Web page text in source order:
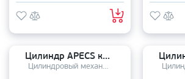
Цилиндр APECS ключ-завертка SC-60-Z-C (25*10*25) AB
Цилиндровый механизм